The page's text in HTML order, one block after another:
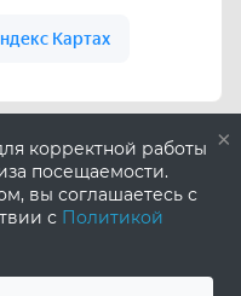
×
корректной работы
посещаемости.
вы соглашаетесь с
с Политикой